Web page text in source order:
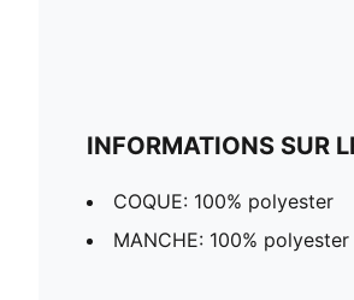
INFORMATIONS SUR
COQUE: 100% polyester
MANCHE: 100% polyester